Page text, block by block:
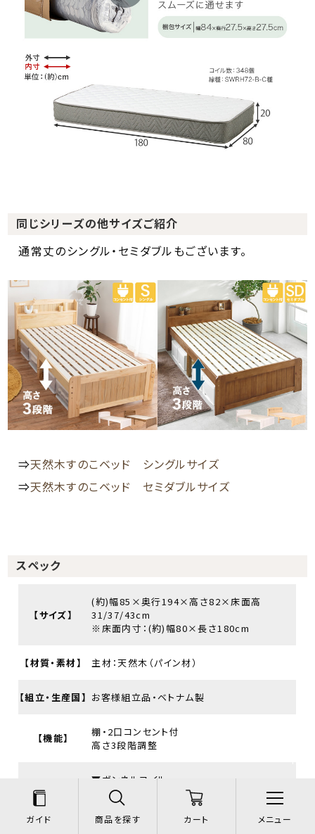
同じシリーズの他サイズご紹介
通常丈のシングル・セミダブルもございます。
⇒天然木すのこベッド シングルサイズ
⇒天然木すのこベッド セミダブルサイズ
スペック
【サイズ】
(約)幅85×奥行194×高さ82×床面高
31/37/43cm
※床面内寸：(約)幅80×長さ180cm
【材質・素材】 主材：天然木（パイン材）
【組立・生産国】 お客様組立品・ベトナム製
【機能】
棚・2口コンセント付
高さ3段階調整
▼ボンネルコイル
サイズ：(約)幅80×奥行180×高さ14.5cm
主材：ボンネルコイル
張地：ポリエステル